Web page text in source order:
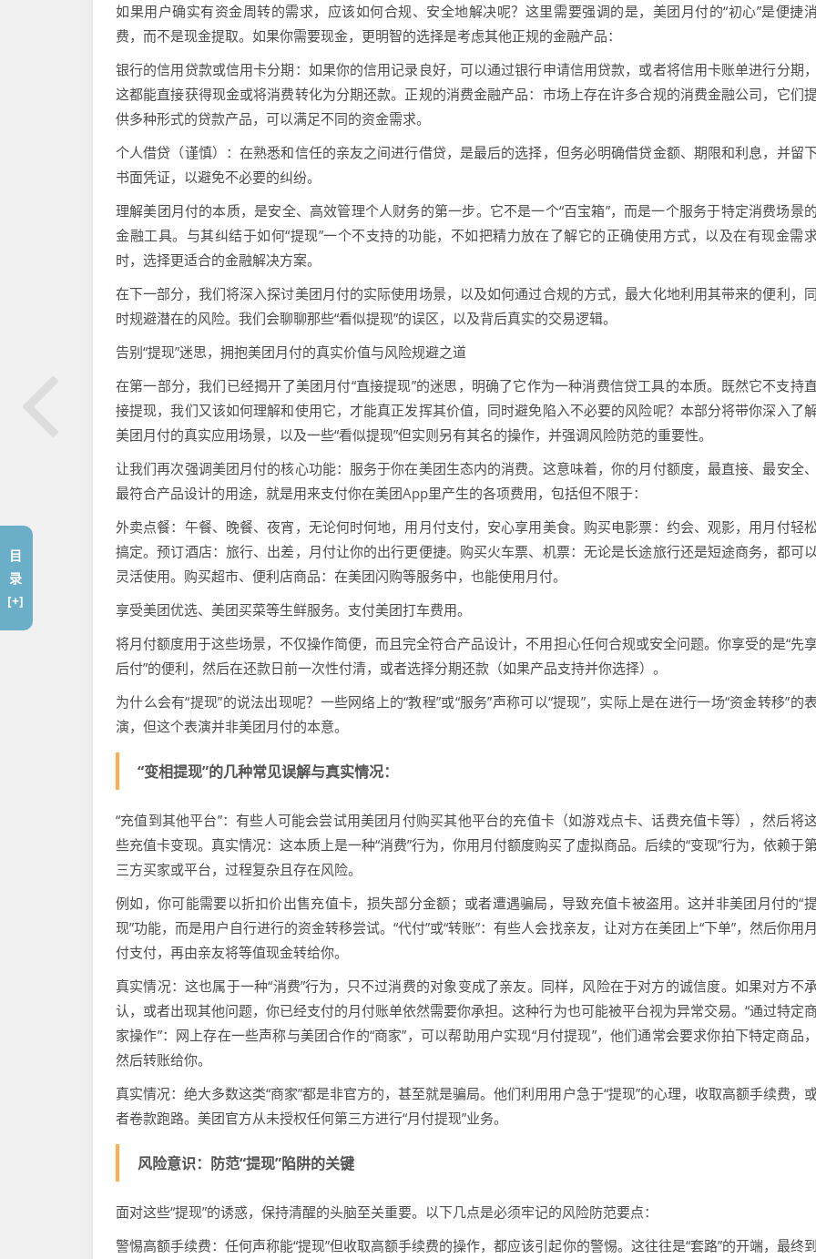
如果用户确实有资金周转的需求，应该如何合规、安全地解决呢？这里需要强调的是，美团月付的“初心”是便捷消
费，而不是现金提取。如果你需要现金，更明智的选择是考虑其他正规的金融产品：
银行的信用贷款或信用卡分期：如果你的信用记录良好，可以通过银行申请信用贷款，或者将信用卡账单进行分期，
这都能直接获得现金或将消费转化为分期还款。正规的消费金融产品：市场上存在许多合规的消费金融公司，它们提
供多种形式的贷款产品，可以满足不同的资金需求。
个人借贷（谨慎）：在熟悉和信任的亲友之间进行借贷，是最后的选择，但务必明确借贷金额、期限和利息，并留
书面凭证，以避免不必要的纠纷。
理解美团月付的本质，是安全、高效管理个人财务的第一步。它不是一个“百宝箱”，而是一个服务于特定消费场景的
金融工具。与其纠结于如何“提现”一个不支持的功能，不如把精力放在了解它的正确使用方式，以及在有现金需求
时，选择更适合的金融解决方案。
在下一部分，我们将深入探讨美团月付的实际使用场景，以及如何通过合规的方式，最大化地利用其带来的便利，同
时规避潜在的风险。我们会聊聊那些“看似提现”的误区，以及背后真实的交易逻辑。
告别“提现”迷思，拥抱美团月付的真实价值与风险规避之道
在第一部分，我们已经揭开了美团月付“直接提现”的迷思，明确了它作为一种消费信贷工具的本质。既然它不支持直
接提现，我们又该如何理解和使用它，才能真正发挥其价值，同时避免陷入不必要的风险呢？本部分将带你深入了
美团月付的真实应用场景，以及一些“看似提现”但实则另有其名的操作，并强调风险防范的重要性。
让我们再次强调美团月付的核心功能：服务于你在美团生态内的消费。这意味着，你的月付额度，最直接、最安全、
最符合产品设计的用途，就是用来支付你在美团App里产生的各项费用，包括但不限于：
外卖点餐：午餐、晚餐、夜宵，无论何时何地，用月付支付，安心享用美食。购买电影票：约会、观影，用月付轻
搞定。预订酒店：旅行、出差，月付让你的出行更便捷。购买火车票、机票：无论是长途旅行还是短途商务，都可以
灵活使用。购买超市、便利店商品：在美团闪购等服务中，也能使用月付。
享受美团优选、美团买菜等生鲜服务。支付美团打车费用。
将月付额度用于这些场景，不仅操作简便，而且完全符合产品设计，不用担心任何合规或安全问题。你享受的是“先
后付”的便利，然后在还款日前一次性付清，或者选择分期还款（如果产品支持并你选择）。
为什么会有“提现”的说法出现呢？一些网络上的“教程”或“服务”声称可以“提现”，实际上是在进行一场“资金转移”的表
演，但这个表演并非美团月付的本意。
“变相提现”的几种常见误解与真实情况：
“充值到其他平台”：有些人可能会尝试用美团月付购买其他平台的充值卡（如游戏点卡、话费充值卡等），然后将
些充值卡变现。真实情况：这本质上是一种“消费”行为，你用月付额度购买了虚拟商品。后续的“变现”行为，依赖于
三方买家或平台，过程复杂且存在风险。
例如，你可能需要以折扣价出售充值卡，损失部分金额；或者遭遇骗局，导致充值卡被盗用。这并非美团月付的“提
现”功能，而是用户自行进行的资金转移尝试。“代付”或“转账”：有些人会找亲友，让对方在美团上“下单”，然后你用月
付支付，再由亲友将等值现金转给你。
真实情况：这也属于一种“消费”行为，只不过消费的对象变成了亲友。同样，风险在于对方的诚信度。如果对方不承
认，或者出现其他问题，你已经支付的月付账单依然需要你承担。这种行为也可能被平台视为异常交易。“通过特定商
家操作”：网上存在一些声称与美团合作的“商家”，可以帮助用户实现“月付提现”，他们通常会要求你拍下特定商品，
然后转账给你。
真实情况：绝大多数这类“商家”都是非官方的，甚至就是骗局。他们利用用户急于“提现”的心理，收取高额手续费，
者卷款跑路。美团官方从未授权任何第三方进行“月付提现”业务。
风险意识：防范“提现”陷阱的关键
面对这些“提现”的诱惑，保持清醒的头脑至关重要。以下几点是必须牢记的风险防范要点：
警惕高额手续费：任何声称能“提现”但收取高额手续费的操作，都应该引起你的警惕。这往往是“套路”的开端，最终到
目
录
[+]